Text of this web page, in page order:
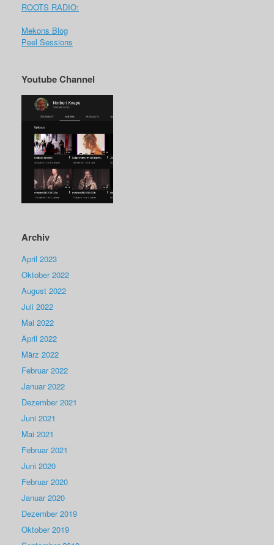
ROOTS RADIO:
Mekons Blog
Peel Sessions
Youtube Channel
Archiv
April 2023
Oktober 2022
August 2022
Juli 2022
Mai 2022
April 2022
März 2022
Februar 2022
Januar 2022
Dezember 2021
Juni 2021
Mai 2021
Februar 2021
Juni 2020
Februar 2020
Januar 2020
Dezember 2019
Oktober 2019